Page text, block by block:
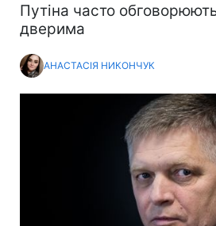
Путіна часто
дверима
АНАСТАСІЯ НИКОНЧУК